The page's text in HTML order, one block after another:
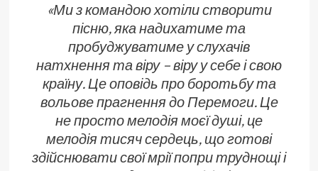
«Ми з командою хотіли створити
пісню, яка надихатиме та
пробуджуватиме у слухачів
натхнення та віру – віру у себе і свою
країну. Це оповідь про боротьбу та
вольове прагнення до Перемоги. Це
не просто мелодія моєї душі, це
мелодія тисяч сердець, що готові
здійснювати свої мрії попри труднощі і